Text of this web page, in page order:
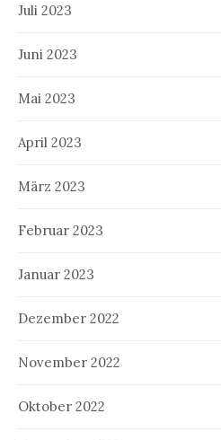
Juli 2023
Juni 2023
Mai 2023
April 2023
März 2023
Februar 2023
Januar 2023
Dezember 2022
November 2022
Oktober 2022